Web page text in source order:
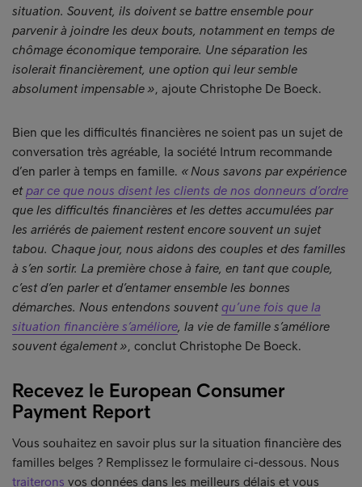
situation. Souvent, ils doivent se battre ensemble pour
parvenir à joindre les deux bouts, notamment en temps de
chômage économique temporaire. Une séparation les
isolerait financièrement, une option qui leur semble
absolument impensable », ajoute Christophe De Boeck.
Bien que les difficultés financières ne soient pas un sujet de
conversation très agréable, la société Intrum recommande
d’en parler à temps en famille. « Nous savons par expérience
etpar ce que nous disent les clients de nos donneurs d’ordre
que les difficultés financières et les dettes accumulées par
les arriérés de paiement restent encore souvent un sujet
tabou. Chaque jour, nous aidons des couples et des familles
à s’en sortir. La première chose à faire, en tant que couple,
c’est d’en parler et d’entamer ensemble les bonnes
démarches. Nous entendons souventqu’une fois que la
situation financière s’améliore, la vie de famille s’améliore
souvent également », conclut Christophe De Boeck.
Recevez le European Consumer
Payment Report
Vous souhaitez en savoir plus sur la situation financière des
familles belges ? Remplissez le formulaire ci-dessous. Nous
traiterons vos données dans les meilleurs délais et vous